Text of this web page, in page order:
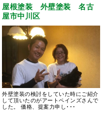
屋根塗装 外壁塗装 名古
屋市中川区
外壁塗装の検討をしていた時にご紹介
して頂いたのがアートペインズさんで
した。 価格、提案力申し･･･